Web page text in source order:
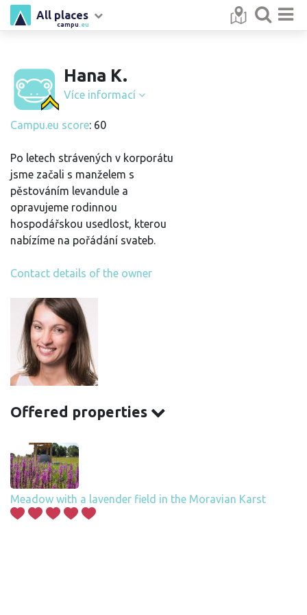
campu .eu
All places
Hana K.
Více informací
Campu.eu score: 60
Po letech strávených v korporátu
jsme začali s manželem s
pěstováním levandule a
opravujeme rodinnou
hospodářskou usedlost, kterou
nabízíme na pořádání svateb.
Contact details of the owner
Offered properties
Meadow with a lavender field in the Moravian Karst